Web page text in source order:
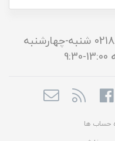
09129057583 / 02188311574 شنبه-چهارشنبه
حساب ها